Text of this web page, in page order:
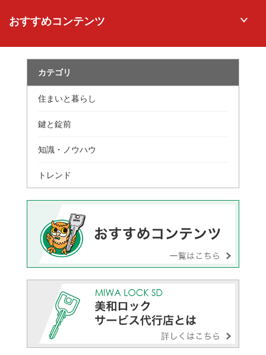
おすすめコンテンツ
カテゴリ
住まいと暮らし
鍵と錠前
知識・ノウハウ
トレンド